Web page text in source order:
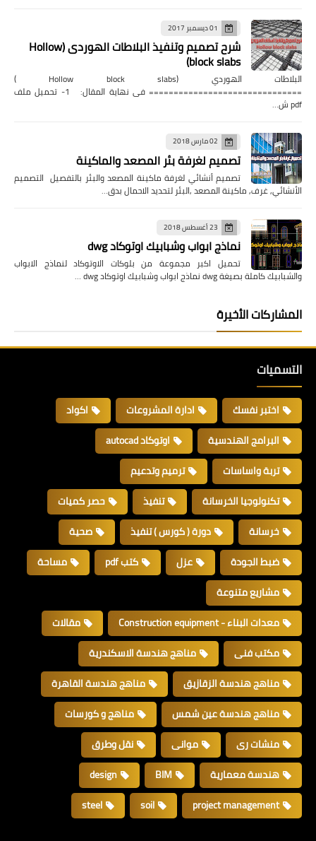
01 ديسمبر 2017
شرح تصميم وتنفيذ البلاطات الهوردى (Hollow
block slabs)
البلاطات الهوردي (Hollow block slabs )
=============================== فى نهاية المقال: 1- تحميل ملف
pdf ش…
02 مارس 2018
تصميم لغرفة بئر المصعد والماكينة
تصميم أنشائي لغرفة ماكينة المصعد والبئر بالتفصيل التصميم
الأنشائي, غرف, ماكينة المصعد ,البئر لتحديد الاحمال بدق…
23 أغسطس 2018
نماذج ابواب وشبابيك اوتوكاد dwg
تحميل اكبر مجموعة من بلوكات الاوتوكاد لنماذج الابواب
والشبابيك كاملة بصيغة dwg نماذج ابواب وشبابيك اوتوكاد dwg …
المشاركات الأخيرة
التسميات
اختبر نفسك ادارة المشروعات
اكواد
البرامج الهندسية
اوتوكاد autocad
تربة واساسات
ترميم وتدعيم
تكنولوجيا الخرسانة
تنفيذ
حصر كميات
خرسانة
دورة ( كورس ) تنفيذ
صحية
ضبط الجودة
عزل كتب pdf
مساحة
مشاريع متنوعة
معدات البناء - Construction equipment
مقالات
مكتب فنى
مناهج هندسة الاسكندرية
مناهج هندسة الزقازيق
مناهج هندسة القاهرة
مناهج هندسة عين شمس
مناهج و كورسات
منشات رى
موانى
نقل وطرق
هندسة معمارية
BIM
design
project management
soil
steel